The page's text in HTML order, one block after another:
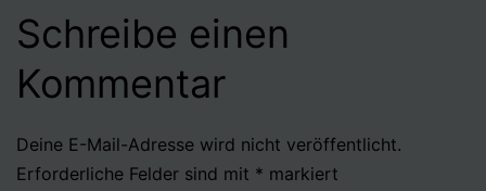
Schreibe einen
Kommentar
Deine E-Mail-Adresse wird nicht veröffentlicht.
Erforderliche Felder sind mit * markiert